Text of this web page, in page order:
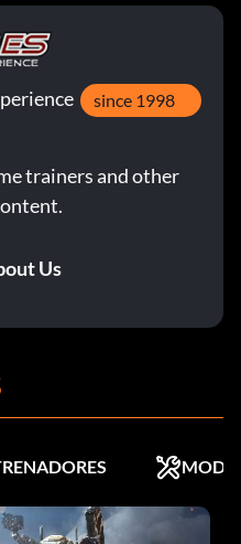
since 1998
trainers and other
Us
MODS